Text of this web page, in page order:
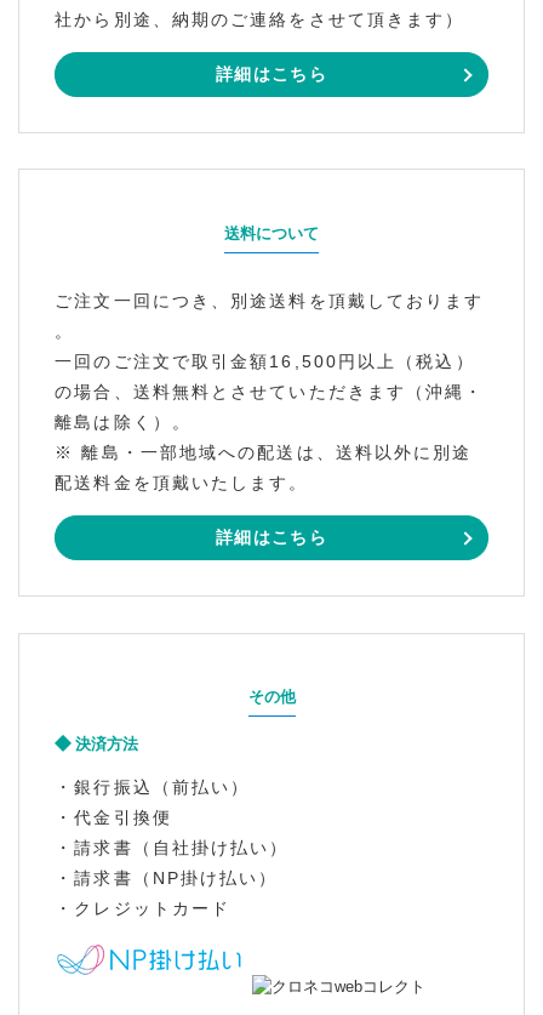
社から別途、納期のご連絡をさせて頂きます）
詳細はこちら
送料について
ご注文一回につき、別途送料を頂戴しております
。
一回のご注文で取引金額16,500円以上（税込）
の場合、送料無料とさせていただきます（沖縄・
離島は除く）。
※ 離島・一部地域への配送は、送料以外に別途
配送料金を頂戴いたします。
詳細はこちら
その他
決済方法
・銀行振込（前払い）
・代金引換便
・請求書（自社掛け払い）
・請求書（NP掛け払い）
・クレジットカード